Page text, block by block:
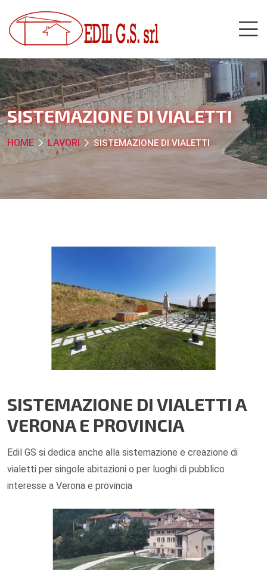
SISTEMAZIONE DI VIALETTI
HOME LAVORI SISTEMAZIONE DI VIALETTI
SISTEMAZIONE DI VIALETTI A
VERONA E PROVINCIA
Edil GS si dedica anche alla sistemazione e creazione di
vialetti per singole abitazioni o per luoghi di pubblico
interesse a Verona e provincia